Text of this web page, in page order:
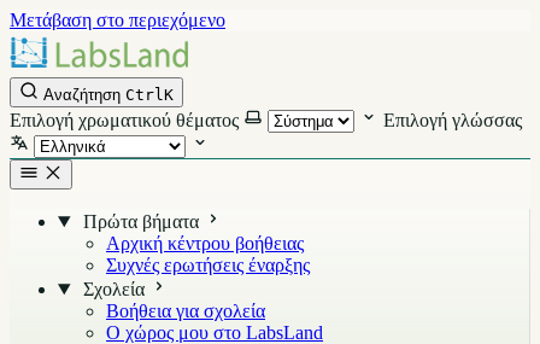
Μετάβαση στο περιεχόμενο
Αναζήτηση CtrlK
Επιλογή χρωματικού θέματος Επιλογή γλώσσας
Πρώτα βήματα
Αρχική κέντρου βοήθειας
Συχνές ερωτήσεις έναρξης
Σχολεία
Βοήθεια για σχολεία
Ο χώρος μου στο LabsLand